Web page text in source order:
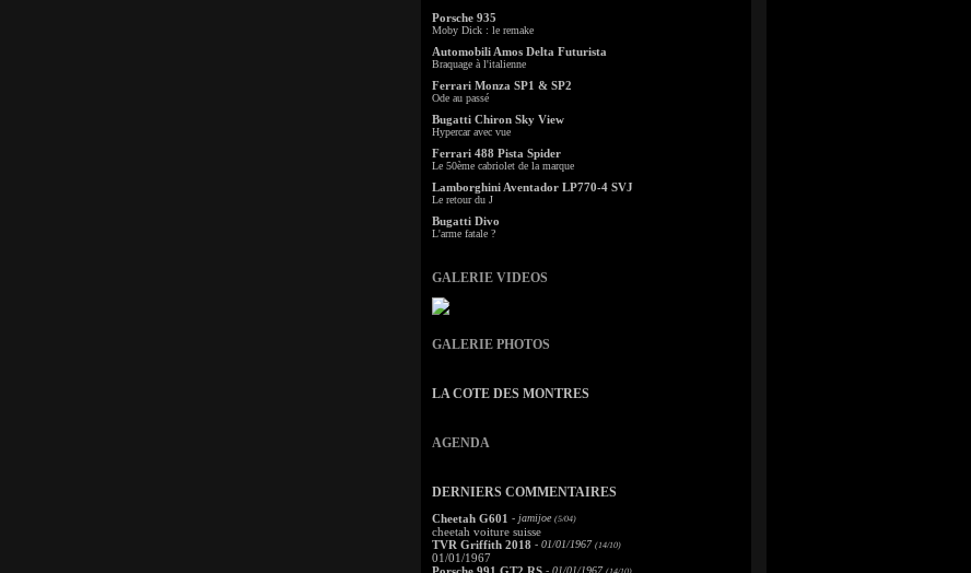
Porsche 935
Moby Dick : le remake
Automobili Amos Delta Futurista
Braquage à l'italienne
Ferrari Monza SP1 & SP2
Ode au passé
Bugatti Chiron Sky View
Hypercar avec vue
Ferrari 488 Pista Spider
Le 50ème cabriolet de la marque
Lamborghini Aventador LP770-4 SVJ
Le retour du J
Bugatti Divo
L'arme fatale ?
GALERIE VIDEOS
GALERIE PHOTOS
LA COTE DES MONTRES
AGENDA
DERNIERS COMMENTAIRES
Cheetah G601 - jamijoe (5/04)
cheetah voiture suisse
TVR Griffith 2018 - 01/01/1967 (14/10)
01/01/1967
- 01/01/1967